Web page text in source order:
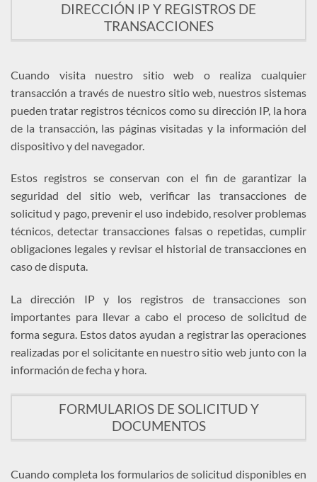
DIRECCIÓN IP Y REGISTROS DE
TRANSACCIONES
Cuando visita nuestro sitio web o realiza cualquier
transacción a través de nuestro sitio web, nuestros sistemas
pueden tratar registros técnicos como su dirección IP, la hora
de la transacción, las páginas visitadas y la información del
dispositivo y del navegador.
Estos registros se conservan con el fin de garantizar la
seguridad del sitio web, verificar las transacciones de
solicitud y pago, prevenir el uso indebido, resolver problemas
técnicos, detectar transacciones falsas o repetidas, cumplir
obligaciones legales y revisar el historial de transacciones en
caso de disputa.
La dirección IP y los registros de transacciones son
importantes para llevar a cabo el proceso de solicitud de
forma segura. Estos datos ayudan a registrar las operaciones
realizadas por el solicitante en nuestro sitio web junto con la
información de fecha y hora.
FORMULARIOS DE SOLICITUD Y
DOCUMENTOS
Cuando completa los formularios de solicitud disponibles en